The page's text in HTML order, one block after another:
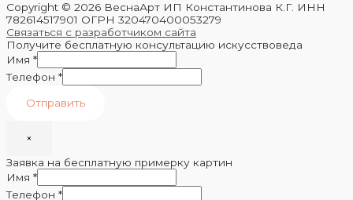
Copyright © 2026 ВеснаАрт ИП Константинова К.Г. ИНН
782614517901 ОГРН 320470400053279
Связаться с разработчиком сайта
Получите бесплатную консультацию искусствоведа
Имя *
Телефон *
Отправить
×
Заявка на бесплатную примерку картин
Имя *
Телефон *